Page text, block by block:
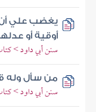
يغضب علي أن
أوقية أو
سنن أبي داود >
من سأل وله
سنن أبي داود >